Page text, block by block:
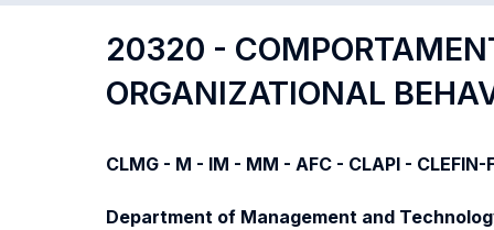
20320 -
ORGANIZATIONAL
CLMG - M - IM - MM - AFC - CLAPI -
Department of Management and